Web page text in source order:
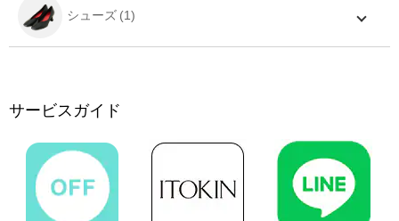
シューズ
サービスガイド